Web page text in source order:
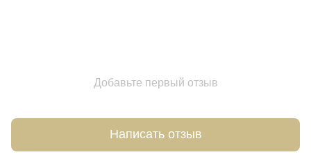
Добавьте первый отзыв
Написать отзыв